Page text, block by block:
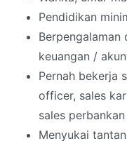
Pendidikan
keuangan /
Pernah bekerja
officer, sales
sales
Menyukai